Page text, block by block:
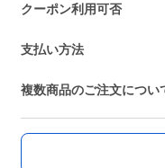
クーポン利用可否
支払い方法
複数商品のご注文につい